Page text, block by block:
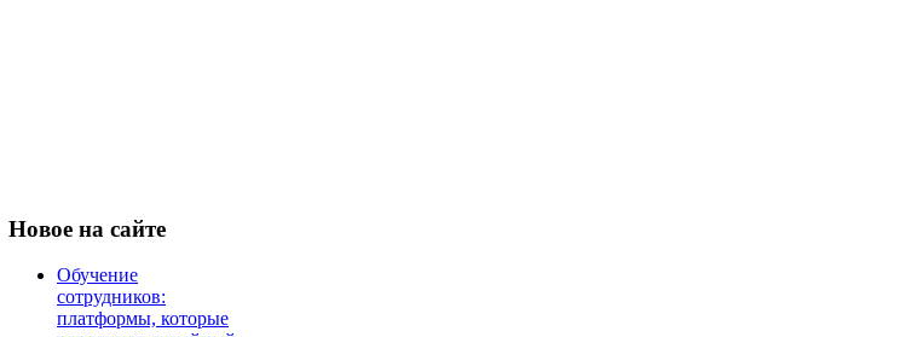
Новое на сайте
Обучение
сотрудников:
платформы, которые